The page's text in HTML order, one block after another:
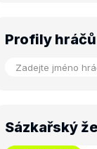
Profily hráčů
Sázkařský